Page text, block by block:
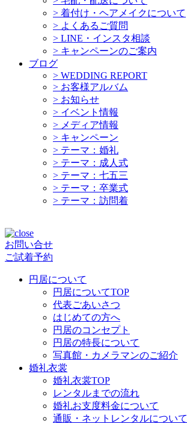
> 着付け・ヘアメイクについて
> よくあるご質問
> LINE・インスタ相談
> キャンペーンのご案内
ブログ
> WEDDING REPORT
> お客様アルバム
> お知らせ
> イベント情報
> メディア情報
> キャンペーン
> テーマ：婚礼
> テーマ：成人式
> テーマ：七五三
> テーマ：卒業式
> テーマ：訪問着
お問い合せ
ご試着予約
円居について
円居についてTOP
代表ごあいさつ
はじめての方へ
円居のコンセプト
円居の特長について
写真館・カメラマンのご紹介
婚礼衣裳
婚礼衣裳TOP
レンタルまでの流れ
婚礼お支度料金について
通販・ネットレンタルについて